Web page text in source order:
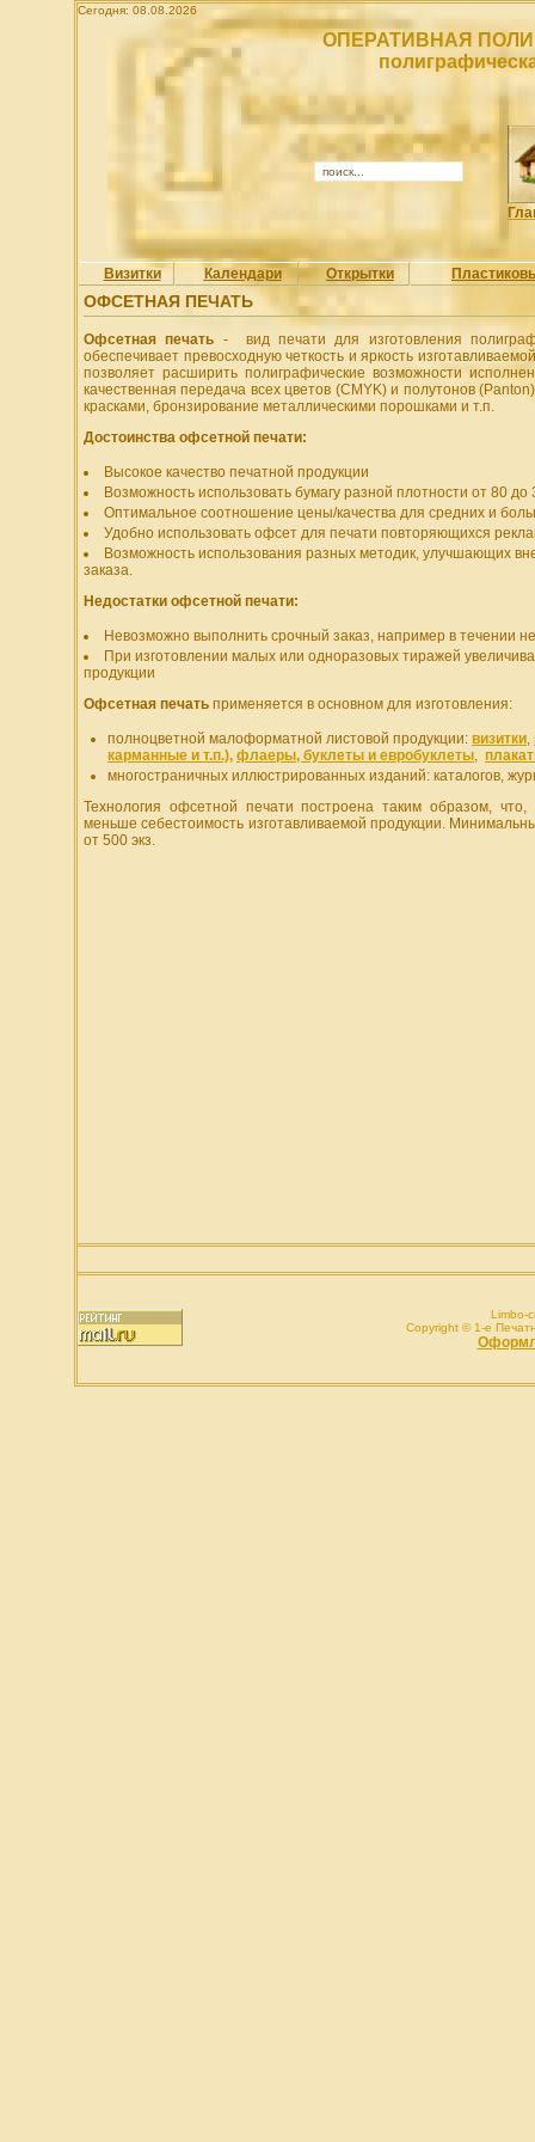
Сегодня: 08.08.2026
ОПЕРАТИВНАЯ
Визитки Календари Открытки
ОФСЕТНАЯ ПЕЧАТЬ
Офсетная печать - вид печати для изготовления
обеспечивает превосходную четкость и яркость
позволяет расширить полиграфические возможности
качественная передача всех цветов (CMYK) и полутонов
красками, бронзирование металлическими порошками и т.п.
Достоинства офсетной печати:
Высокое качество печатной продукции
Возможность использовать бумагу разной плотности от 80 до
Оптимальное соотношение цены/качества для средних и
Удобно использовать офсет для печати повторяющихся
Возможность использования разных методик, улучшающих
заказа.
Недостатки офсетной печати:
Невозможно выполнить срочный заказ, например в течении
При изготовлении малых или одноразовых тиражей
продукции
Офсетная печать применяется в основном для изготовления:
полноцветной малоформатной листовой продукции: визитки,
карманные и т.п.), флаеры, буклеты и евробуклеты,
многостраничных иллюстрированных изданий: каталогов,
Технология офсетной печати построена таким образом,
меньше себестоимость изготавливаемой продукции.
от 500 экз.
Limbo-
Copyright © 1-e